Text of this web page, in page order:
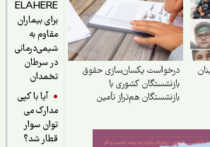
ELAHERE
برای بیماران
مقاوم به
شیمی‌درمانی
در سرطان
تخمدان
آیا با کپی
مدارک می
توان سوار
قطار شد؟
درخواست یکسان‌سازی حقوق
بازنشستگان کشوری با
بازنشستگان هم‌تراز تأمین